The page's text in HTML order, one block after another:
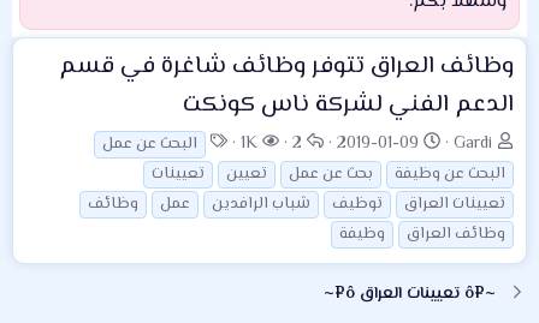
وظائف العراق تتوفر وظائف شاغرة في قسم
الدعم الفني لشركة ناس كونكت
ب
ا
د
ئ
ا
م
Gardi
ت
ا
ر
ي
خ
ل
2019-01-09
ا
ل
ر
د
2
ا
ل
م
ش
1K
ا
ل
و
س
البحث عن عمل
البحث عن وظيفة
بحث عن عمل تعيين
تعيينات
تعيينات العراق
توظيف شباب الرافدين عمل
وظائف
وظائف العراق
وظيفة
~¤ô تعيينات العراق ô¤~